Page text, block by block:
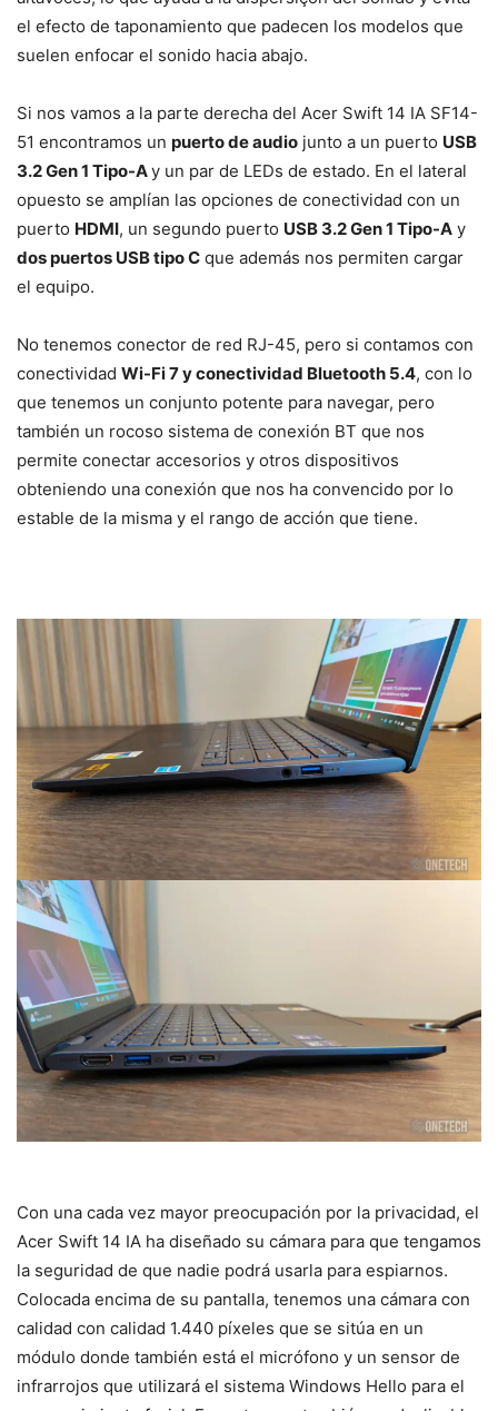
el efecto de taponamiento que padecen los modelos que
suelen enfocar el sonido hacia abajo.
Si nos vamos a la parte derecha del Acer Swift 14 IA SF14-
51 encontramos un puerto de audio junto a un puerto USB
3.2 Gen 1 Tipo-Ay un par de LEDs de estado. En el lateral
opuesto se amplían las opciones de conectividad con un
puerto HDMI, un segundo puerto USB 3.2 Gen 1 Tipo-A y
dos puertos USB tipo C que además nos permiten cargar
el equipo.
No tenemos conector de red RJ-45, pero si contamos con
conectividad Wi-Fi 7 y conectividad Bluetooth 5.4, con lo
que tenemos un conjunto potente para navegar, pero
también un rocoso sistema de conexión BT que nos
permite conectar accesorios y otros dispositivos
obteniendo una conexión que nos ha convencido por lo
estable de la misma y el rango de acción que tiene.
Con una cada vez mayor preocupación por la privacidad, el
Acer Swift 14 IA ha diseñado su cámara para que tengamos
la seguridad de que nadie podrá usarla para espiarnos.
Colocada encima de su pantalla, tenemos una cámara con
calidad con calidad 1.440 píxeles que se sitúa en un
módulo donde también está el micrófono y un sensor de
infrarrojos que utilizará el sistema Windows Hello para el